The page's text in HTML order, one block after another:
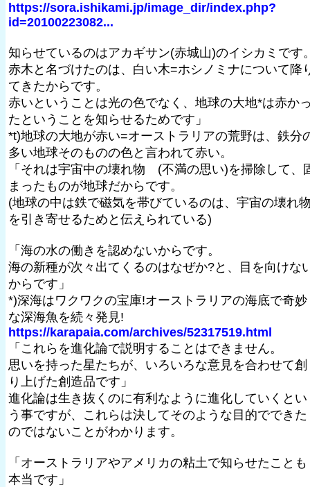
https://sora.ishikami.jp/image_dir/index.php?
id=20100223082...
知らせているのはアカギサン(赤城山)のイシカミです
赤木と名づけたのは、白い木=ホシノミナについて降
てきたからです。
赤いということは光の色でなく、地球の大地*は赤か
たということを知らせるためです」
*t)地球の大地が赤い=オーストラリアの荒野は、鉄分
多い地球そのものの色と言われて赤い。
「それは宇宙中の壊れ物 (不満の思い)を掃除して、
まったものが地球だからです。
(地球の中は鉄で磁気を帯びているのは、宇宙の壊れ
を引き寄せるためと伝えられている)
「海の水の働きを認めないからです。
海の新種が次々出てくるのはなぜか?と、目を向けな
からです」
*)深海はワクワクの宝庫!オーストラリアの海底で奇妙
な深海魚を続々発見!
https://karapaia.com/archives/52317519.html
「これらを進化論で説明することはできません。
思いを持った星たちが、いろいろな意見を合わせて創
り上げた創造品です」
進化論は生き抜くのに有利なように進化していくとい
う事ですが、これらは決してそのような目的でできた
のではないことがわかります。
「オーストラリアやアメリカの粘土で知らせたことも
本当です」